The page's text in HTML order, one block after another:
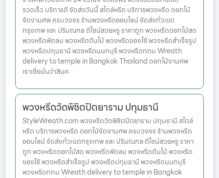
รวดเร็ว บริการดี จัดส่งวันนี้ สไตล์หรีด บริการพวงหรีด ดอกไม้
จัดงานศพ ครบวงจร ร้านพวงหรีดออนไลน์ จัดส่งทั่วเขต
กรุงเทพ และ ปริมณฑล ดีไซน์สวยหรู ราคาถูก พวงหรีดดอกไม้สด
พวงหรีดพัดลม พวงหรีดต้นไม้ พวงหรีดของใช้ พวงหรีดสำเร็จรูป
พวงหรีดปทุมธานี พวงหรีดนนทบุรี พวงหรีดกทม Wreath
delivery to temple in Bangkok Thailand ดอกไม้งานศพ
เราเชื่อมั่นว่าสินค
พวงหรีดวัดพิชิตปิตยาราม ปทุมธานี
StyleWreath.com พวงหรีดวัดพิชิตปิตยาราม ปทุมธานี สไตล์
หรีด บริการพวงหรีด ดอกไม้จัดงานศพ ครบวงจร ร้านพวงหรีด
ออนไลน์ จัดส่งทั่วเขตกรุงเทพ และ ปริมณฑล ดีไซน์สวยหรู ราคา
ถูก พวงหรีดดอกไม้สด พวงหรีดพัดลม พวงหรีดต้นไม้ พวงหรีด
ของใช้ พวงหรีดสำเร็จรูป พวงหรีดปทุมธานี พวงหรีดนนทบุรี
พวงหรีดกทม Wreath delivery to temple in Bangkok